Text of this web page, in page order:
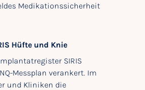
Medikationssicherheit
Hüfte und Knie
SIRIS
Messplan verankert. Im
und Kliniken die